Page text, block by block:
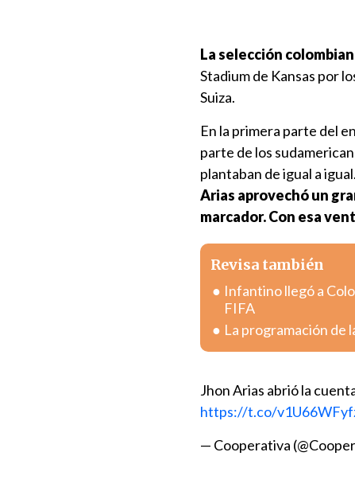
La selección
Stadium de Kansas por
Suiza.
En la primera parte del
parte de los
plantaban de igual a
Arias aprovechó un
marcador. Con esa
Revisa también
Infantino llegó a
FIFA
La programación de
Jhon Arias abrió la
https://t.co/
— Cooperativa